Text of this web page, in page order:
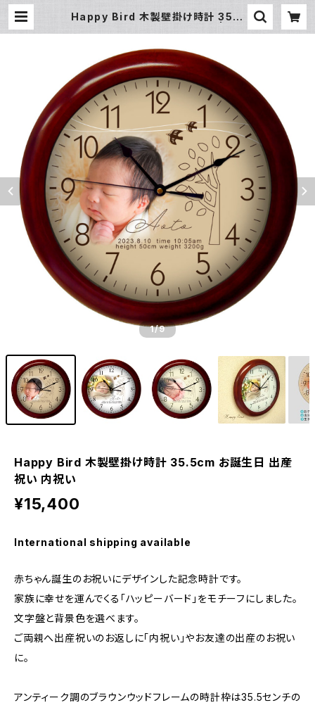
Happy Bird 木製壁掛け時計 35.5
ーダーメイド時計の通販
1/9
Happy Bird 木製壁掛け時計 35.5cm お誕生日 出産
祝い 内祝い
¥15,400
International shipping available
赤ちゃん誕生のお祝いにデザインした記念時計です。
家族に幸せを運んでくる「ハッピーバード」をモチーフにしました。
文字盤と背景色を選べます。
ご両親へ出産祝いのお返しに「内祝い」やお友達の出産のお祝い
に。
アンティーク調のブラウンウッドフレームの時計枠は35.5センチの